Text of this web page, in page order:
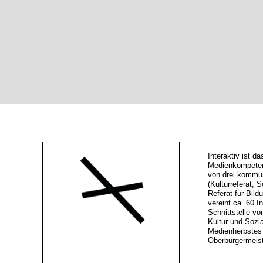
Interaktiv ist
von drei
(Kulturreferat,
Referat für
vereint ca. 60
Schnittstelle
Kultur und